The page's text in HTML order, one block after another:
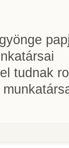
tudnak